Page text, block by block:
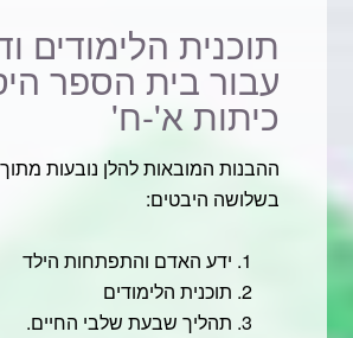
תוכנית הלימודים
עבור בית הספר
כיתות א'-ח'
ההבנות המובאות להלן נובעות
בשלושה היבטים:
ידע האדם והתפתחות הילד
תוכנית הלימודים
תהליך שבעת שלבי החיים.